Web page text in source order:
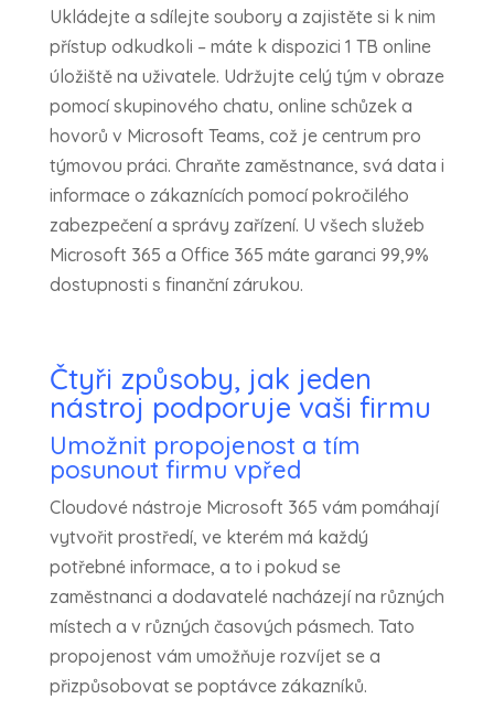
Ukládejte a sdílejte soubory a zajistěte si k nim
přístup odkudkoli – máte k dispozici 1 TB online
úložiště na uživatele. Udržujte celý tým v obraze
pomocí skupinového chatu, online schůzek a
hovorů v Microsoft Teams, což je centrum pro
týmovou práci. Chraňte zaměstnance, svá data i
informace o zákaznících pomocí pokročilého
zabezpečení a správy zařízení. U všech služeb
Microsoft 365 a Office 365 máte garanci 99,9%
dostupnosti s finanční zárukou.
Čtyři způsoby, jak jeden
nástroj podporuje vaši firmu
Umožnit propojenost a tím
posunout firmu vpřed
Cloudové nástroje Microsoft 365 vám pomáhají
vytvořit prostředí, ve kterém má každý
potřebné informace, a to i pokud se
zaměstnanci a dodavatelé nacházejí na různých
místech a v různých časových pásmech. Tato
propojenost vám umožňuje rozvíjet se a
přizpůsobovat se poptávce zákazníků.